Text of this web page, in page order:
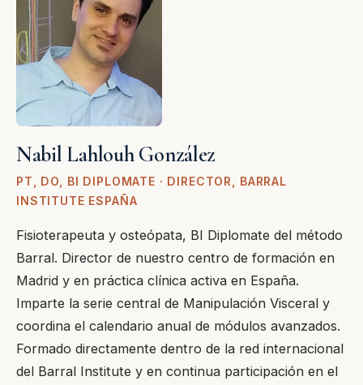
Nabil Lahlouh González
PT, DO, BI DIPLOMATE · DIRECTOR, BARRAL
INSTITUTE ESPAÑA
Fisioterapeuta y osteópata, BI Diplomate del método
Barral. Director de nuestro centro de formación en
Madrid y en práctica clínica activa en España.
Imparte la serie central de Manipulación Visceral y
coordina el calendario anual de módulos avanzados.
Formado directamente dentro de la red internacional
del Barral Institute y en continua participación en el